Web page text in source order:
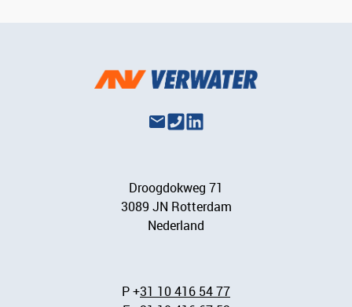
Droogdokweg 71
3089 JN Rotterdam
Nederland
P +31 10 416 54 77